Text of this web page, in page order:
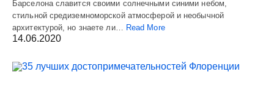
Барселона славится своими солнечными синими небом,
стильной средиземноморской атмосферой и необычной
архитектурой, но знаете ли… Read More
14.06.2020